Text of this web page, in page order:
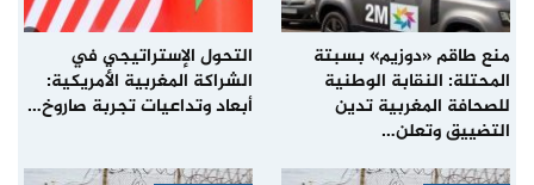
منع طاقم «دوزيم» بسبتة
المحتلة: النقابة الوطنية
للصحافة المغربية تدين
التضييق وتعلن…
التحول الإستراتيجي في
الشراكة المغربية الأمريكية:
أبعاد وتداعيات تجربة صاروخ…